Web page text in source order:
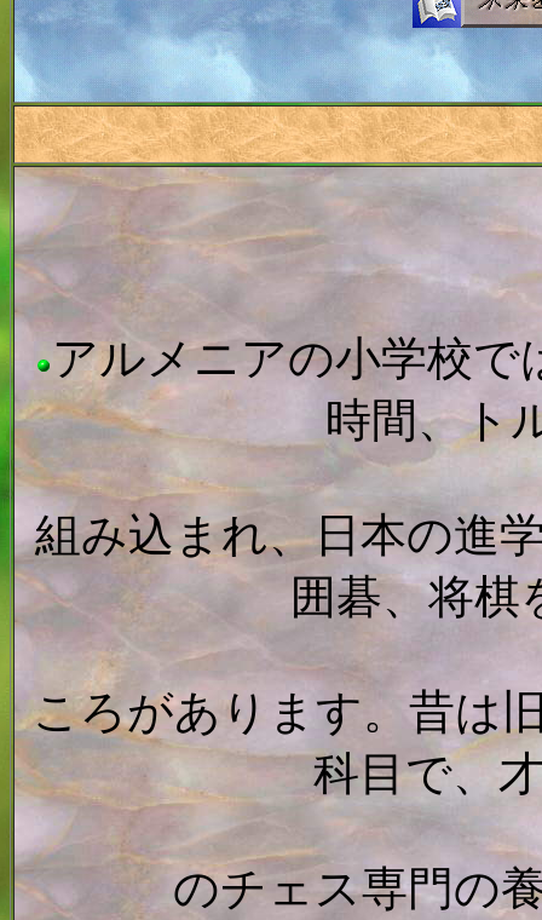
アルメニアの小学校で
時間、ト
組み込まれ、日本の進
囲碁、将棋
ころがあります。昔は
科目で、
のチェス専門の